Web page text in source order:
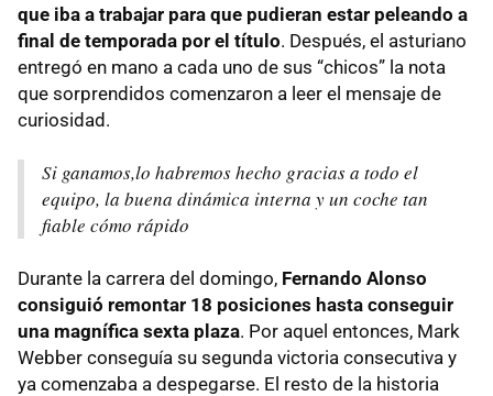
que iba a trabajar para que pudieran estar peleando a
final de temporada por el título. Después, el asturiano
entregó en mano a cada uno de sus “chicos” la nota
que sorprendidos comenzaron a leer el mensaje de
curiosidad.
Si ganamos,lo habremos hecho gracias a todo el
equipo, la buena dinámica interna y un coche tan
fiable cómo rápido
Durante la carrera del domingo, Fernando Alonso
consiguió remontar 18 posiciones hasta conseguir
una magnífica sexta plaza. Por aquel entonces, Mark
Webber conseguía su segunda victoria consecutiva y
ya comenzaba a despegarse. El resto de la historia